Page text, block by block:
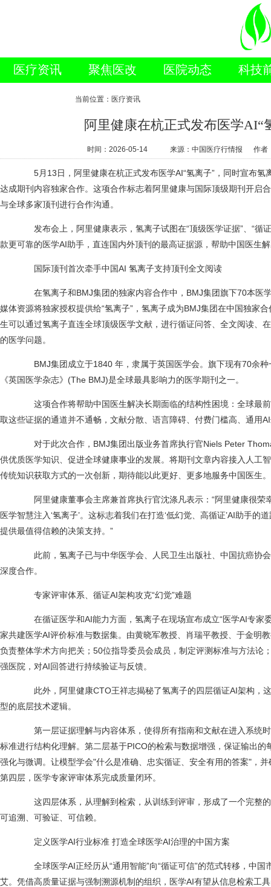
医疗资讯 聚焦医改 医院动态
科技
当前位置：医疗资讯
阿里健康在杭正式发布医学AI“
时间：2026-05-14 来源：中国医疗行情报 作者
5月13日，阿里健康在杭正式发布医学AI“氢离子”，同时宣布氢
达成期刊内容独家合作。这项合作标志着阿里健康与国际顶级期刊开启
与全球多家顶刊进行合作沟通。
发布会上，阿里健康表示，氢离子试图在“顶级医学证据”、“循证
款更可靠的医学AI助手，直连国内外顶刊的最高证据源，帮助中国医生
国际顶刊首次牵手中国AI 氢离子支持顶刊全文阅读
在氢离子和BMJ集团的独家内容合作中，BMJ集团旗下70本医
媒体资源将独家授权提供给“氢离子”，氢离子成为BMJ集团在中国独家
生可以通过氢离子直连全球顶级医学文献，进行循证问答、全文阅读、
的医学问题。
BMJ集团成立于1840 年，隶属于英国医学会。旗下现有70余种
《英国医学杂志》(The BMJ)是全球最具影响力的医学期刊之一。
这项合作将帮助中国医生解决长期面临的结构性困境：全球最
取这些证据的通道并不通畅，文献分散、语言障碍、付费门槛高、通用
对于此次合作，BMJ集团出版业务首席执行官Niels Peter
供优质医学知识、促进全球健康事业的发展。将期刊文章内容接入人工
传统知识获取方式的一次创新，期待能以此更好、更多地服务中国医生。
阿里健康董事会主席兼首席执行官沈涤凡表示：“阿里健康很荣
医学智慧注入‘氢离子’。这标志着我们在打造‘低幻觉、高循证’AI助手的
提供最值得信赖的决策支持。”
此前，氢离子已与中华医学会、人民卫生出版社、中国抗癌协
深度合作。
专家评审体系、循证AI架构攻克“幻觉”难题
在循证医学和AI能力方面，氢离子在现场宣布成立“医学AI专家
家共建医学AI评价标准与数据集。由黄晓军教授、肖瑞平教授、于金明
负责整体学术方向把关；50位指导委员会成员，制定评测标准与方法论
强医院，对AI回答进行持续验证与反馈。
此外，阿里健康CTO王祥志揭秘了氢离子的四层循证AI架构，
型的底层技术逻辑。
第一层证据理解与内容体系，使得所有指南和文献在进入系统时
标准进行结构化理解。第二层基于PICO的检索与数据增强，保证输出的
强化与微调。让模型学会"什么是准确、忠实循证、安全有用的答案"，
第四层，医学专家评审体系完成质量闭环。
这四层体系，从理解到检索，从训练到评审，形成了一个完整
可追溯、可验证、可信赖。
定义医学AI行业标准 打造全球医学AI治理的中国方案
全球医学AI正经历从“通用智能”向“循证可信”的范式转移，中国
艾。凭借高质量证据与强制溯源机制的组织，医学AI有望从信息检索工